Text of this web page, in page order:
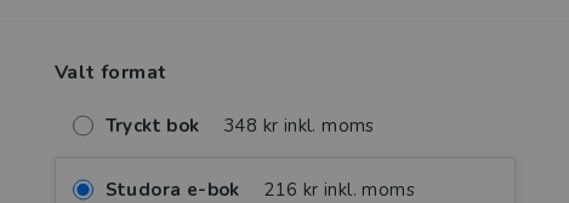
Valt format
Tryckt bok 348 kr inkl. moms
Studora e-bok 216 kr inkl. moms